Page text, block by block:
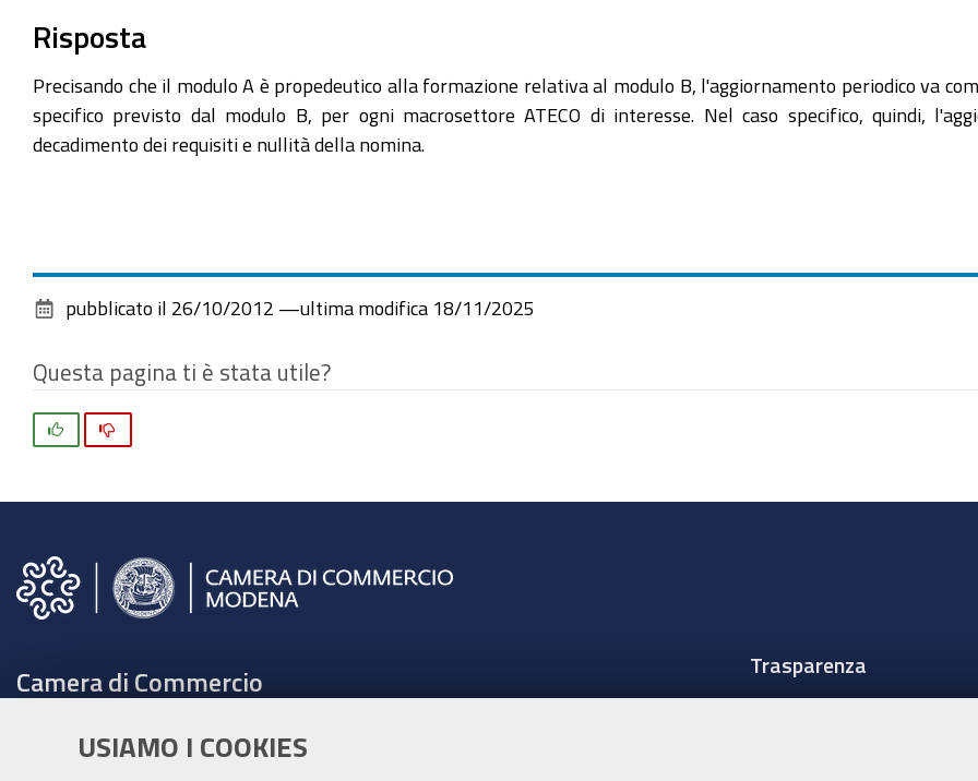
USIAMO I COOKIES
Risposta
Precisando che il modulo A è propedeutico alla formazione relativa al modulo B, l'aggiornamento periodico va
specifico previsto dal modulo B, per ogni macrosettore ATECO di interesse. Nel caso specifico, quindi,
decadimento dei requisiti e nullità della nomina.
pubblicato il 26/10/2012 —ultima modifica 18/11/2025
Questa pagina ti è stata utile?
Camera di Commercio
Tel. 059208111 -URP
Trasparenza